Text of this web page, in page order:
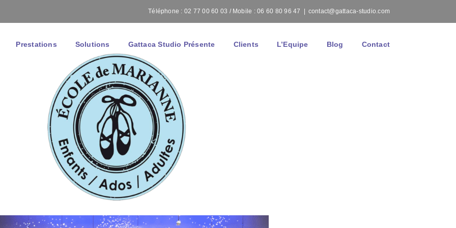
Téléphone : 02 77 00 60 03 / Mobile : 06 60 80 96 47 contact@gattaca-studio.com
Prestations Solutions Gattaca Studio Présente Clients L’Equipe Blog Contact